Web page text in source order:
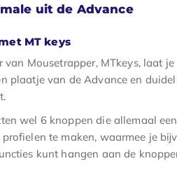
uit de Advance
MT keys
van Mousetrapper, MTkeys, laat
plaatje van de Advance en
wel 6 knoppen die allemaal
profielen te maken, waarmee je
kunt hangen aan de